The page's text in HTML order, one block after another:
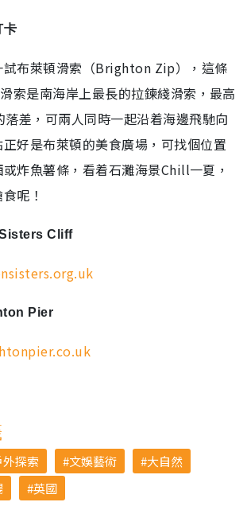
卡
試布萊頓滑索（Brighton Zip），這條
索是南海岸上最長的拉鍊綫滑索，最高
差，可兩人同時一起沿着海邊飛馳向
好是布萊頓的美食廣場，可找個位置
炸魚薯條，看着石灘海景Chill一夏，
呢！
Cliff
Pier
外探索 文娛藝術
大自然
英國